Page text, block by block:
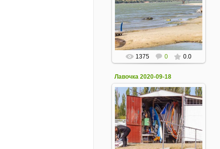
19 Сентября 2020
1375 0 0.0
Лавочка 2020-09-18
19 Сентября 2020